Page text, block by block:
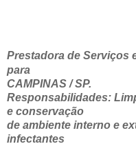
Prestadora de Serviços
para
CAMPINAS / SP.
Responsabilidades:
e conservação
de ambiente interno e
infectantes